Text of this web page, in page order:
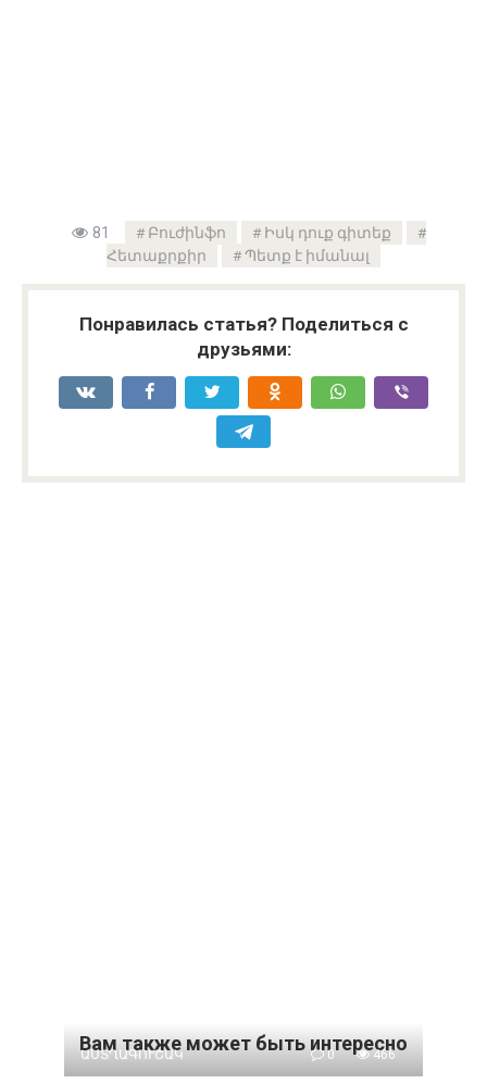
81 Բուժինֆո
Իսկ դուք գիտեք
Հետաքրքիր
Պետք է իմանալ
Понравилась статья? Поделиться с
друзьями:
Вам также может быть интересно
ԱՍՏՂԱԳՈՒՇԱԿ 0 466